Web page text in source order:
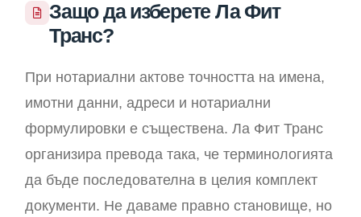
Защо да изберете Ла Фит
Транс?
При нотариални актове точността на имена,
имотни данни, адреси и нотариални
формулировки е съществена. Ла Фит Транс
организира превода така, че терминологията
да бъде последователна в целия комплект
документи. Не даваме правно становище, но